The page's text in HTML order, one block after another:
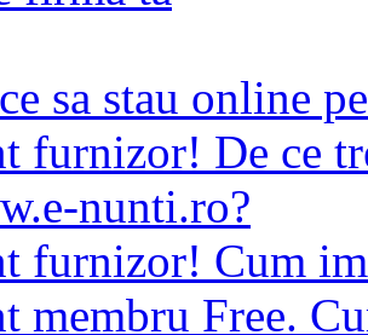
sa stau online
furnizor! De ce
nunti.ro?
furnizor! Cum
membru Free.